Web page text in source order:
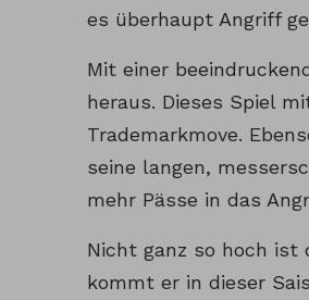
es überhaupt Angriff
Mit einer
heraus. Dieses Spiel
Trademarkmove.
seine langen,
mehr Pässe in das
Nicht ganz so hoch ist
kommt er in dieser